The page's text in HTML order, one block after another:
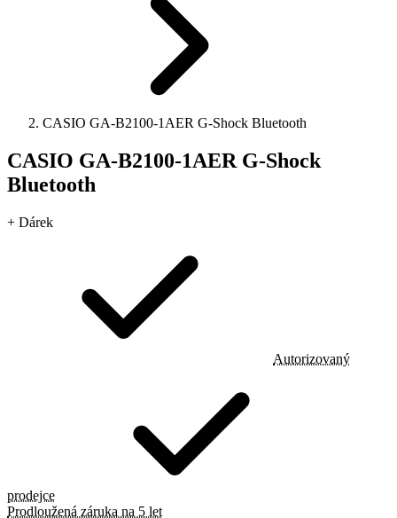
CASIO GA-B2100-1AER G-Shock Bluetooth
CASIO GA-B2100-1AER G-Shock
Bluetooth
+ Dárek
Autorizovaný
prodejce
Prodloužená záruka na 5 let